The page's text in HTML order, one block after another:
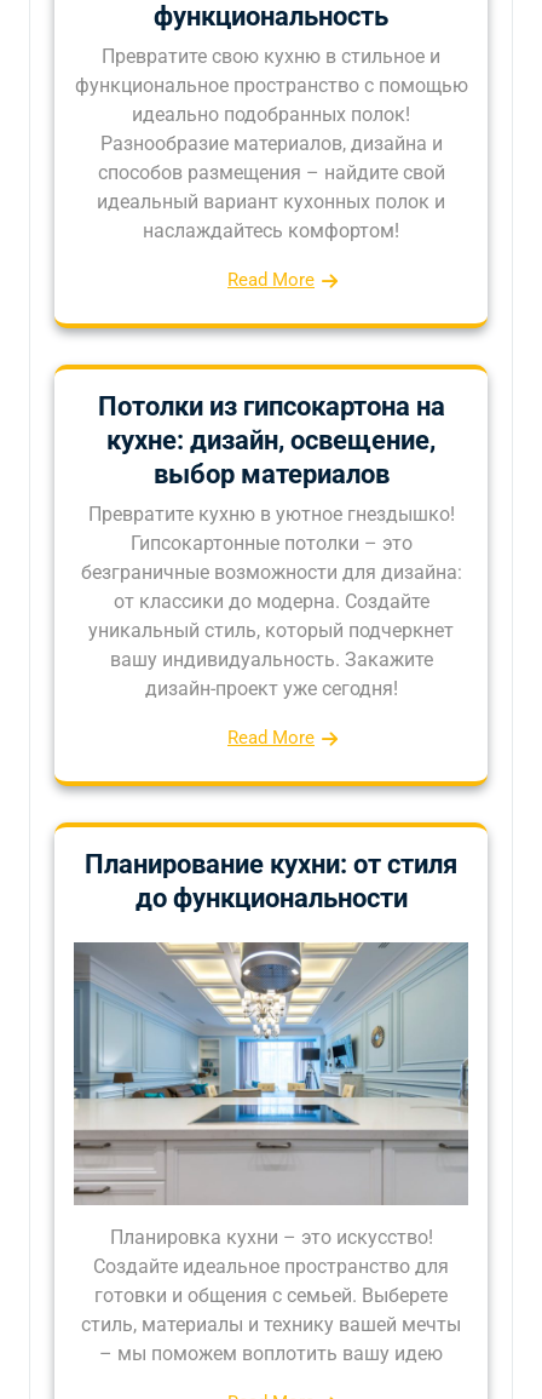
функциональность
Превратите свою кухню в стильное и
функциональное пространство с помощью
идеально подобранных полок!
Разнообразие материалов, дизайна и
способов размещения – найдите свой
идеальный вариант кухонных полок и
наслаждайтесь комфортом!
Read More
Потолки из гипсокартона на
кухне: дизайн, освещение,
выбор материалов
Превратите кухню в уютное гнездышко!
Гипсокартонные потолки – это
безграничные возможности для дизайна:
от классики до модерна. Создайте
уникальный стиль, который подчеркнет
вашу индивидуальность. Закажите
дизайн-проект уже сегодня!
Read More
Планирование кухни: от стиля
до функциональности
Планировка кухни – это искусство!
Создайте идеальное пространство для
готовки и общения с семьей. Выберете
стиль, материалы и технику вашей мечты
– мы поможем воплотить вашу идею